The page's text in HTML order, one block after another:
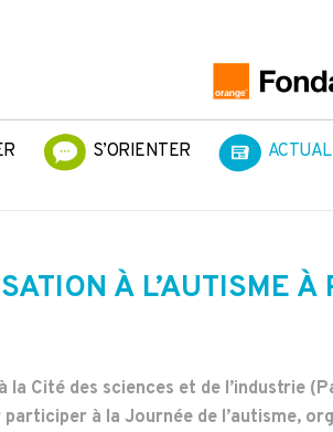
S’ORIENTER
À L’AUTISME À
Cité des sciences et de l’industrie
à la Journée de l’autisme,